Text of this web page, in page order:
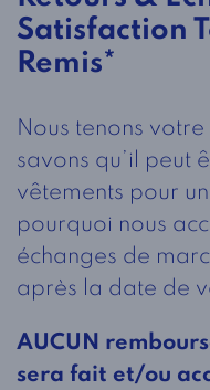
Satisfaction
Remis*
Nous tenons
savons qu’il peut
vêtements pour
pourquoi nous
échanges de
après la date de
AUCUN
sera fait et/ou